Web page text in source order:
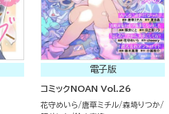
電子版
コミックNOAN Vol.26
花守めいら 唐草ミチル 森埼りつか